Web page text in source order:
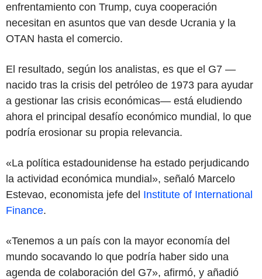
enfrentamiento con Trump, cuya cooperación
necesitan en asuntos que van desde Ucrania y la
OTAN hasta el comercio.
El resultado, según los analistas, es que el G7 —
nacido tras la crisis del petróleo de 1973 para ayudar
a gestionar las crisis económicas— está eludiendo
ahora el principal desafío económico mundial, lo que
podría erosionar su propia relevancia.
«La política estadounidense ha estado perjudicando
la actividad económica mundial», señaló Marcelo
Estevao, economista jefe del Institute of International
Finance.
«Tenemos a un país con la mayor economía del
mundo socavando lo que podría haber sido una
agenda de colaboración del G7», afirmó, y añadió